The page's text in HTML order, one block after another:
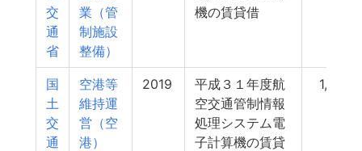
交
通
省
業（管
制施設
整備）
機の賃貸借
国
土
交
通
空港等
維持運
営（空
港）
2019
平成３１年度航
空交通管制情報
処理システム電
子計算機の賃貸
1,072